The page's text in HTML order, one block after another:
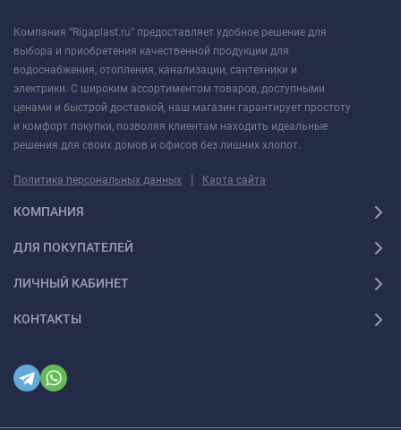
Компания “Rigaplast.ru” предоставляет удобное решение для
выбора и приобретения качественной продукции для
водоснабжения, отопления, канализации, сантехники и
электрики. С широким ассортиментом товаров, доступными
ценами и быстрой доставкой, наш магазин гарантирует простоту
и комфорт покупки, позволяя клиентам находить идеальные
решения для своих домов и офисов без лишних хлопот.
Политика персональных данных | Карта сайта
КОМПАНИЯ
ДЛЯ ПОКУПАТЕЛЕЙ
ЛИЧНЫЙ КАБИНЕТ
КОНТАКТЫ